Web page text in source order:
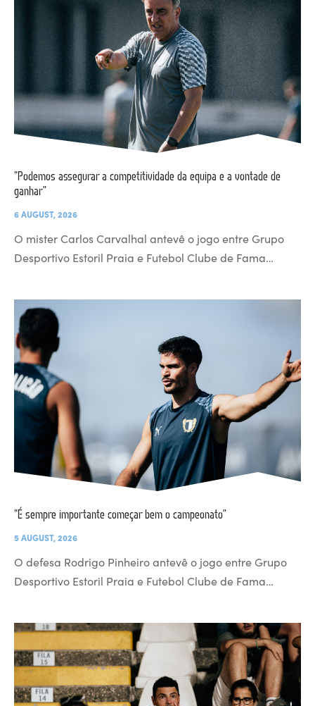
“Podemos assegurar a competitividade da equipa e a vontade de
ganhar”
6 AUGUST, 2026
O mister Carlos Carvalhal antevê o jogo entre Grupo
Desportivo Estoril Praia e Futebol Clube de Fama…
“É sempre importante começar bem o campeonato”
5 AUGUST, 2026
O defesa Rodrigo Pinheiro antevê o jogo entre Grupo
Desportivo Estoril Praia e Futebol Clube de Fama…